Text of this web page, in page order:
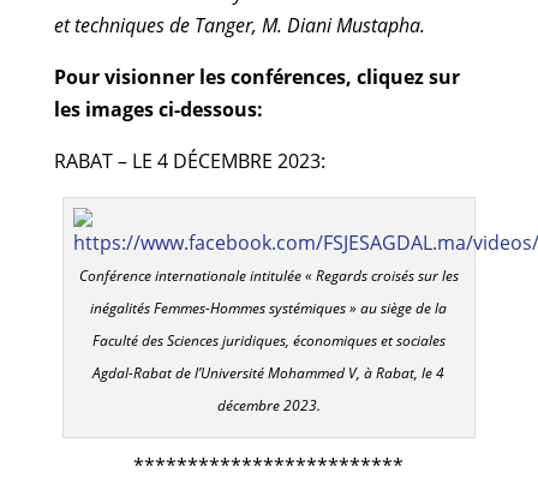
et techniques de Tanger, M. Diani Mustapha.
Pour visionner les conférences, cliquez sur
les images ci-dessous:
RABAT – LE 4 DÉCEMBRE 2023:
Conférence internationale intitulée « Regards croisés sur les
inégalités Femmes-Hommes systémiques » au siège de la
Faculté des Sciences juridiques, économiques et sociales
Agdal-Rabat de l’Université Mohammed V, à Rabat, le 4
décembre 2023.
*************************